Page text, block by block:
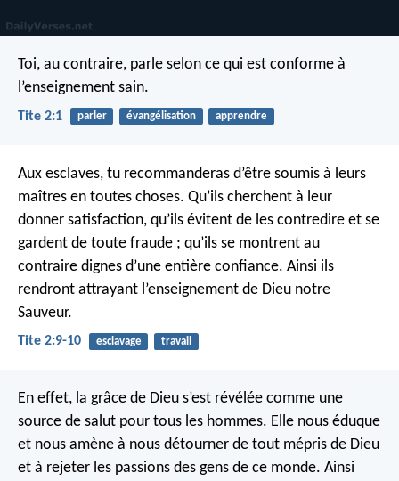
Toi, au contraire, parle selon ce qui est conforme à
l’enseignement sain.
Tite 2:1 parler évangélisation apprendre
Aux esclaves, tu recommanderas d’être soumis à leurs
maîtres en toutes choses. Qu’ils cherchent à leur
donner satisfaction, qu’ils évitent de les contredire et se
gardent de toute fraude ; qu’ils se montrent au
contraire dignes d’une entière confiance. Ainsi ils
rendront attrayant l’enseignement de Dieu notre
Sauveur.
Tite 2:9-10 esclavage travail
En effet, la grâce de Dieu s’est révélée comme une
source de salut pour tous les hommes. Elle nous éduque
et nous amène à nous détourner de tout mépris de Dieu
et à rejeter les passions des gens de ce monde. Ainsi